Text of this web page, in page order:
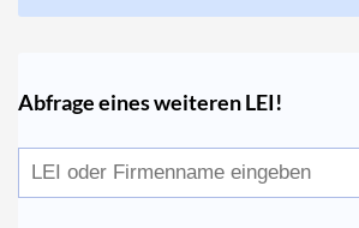
Abfrage eines weiteren LEI!